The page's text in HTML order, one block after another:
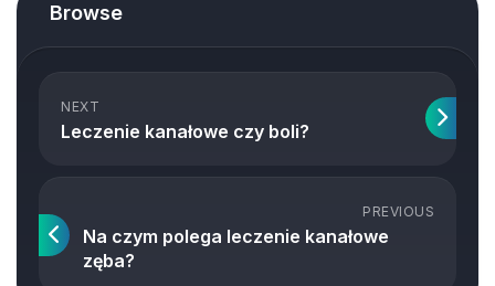
Browse
NEXT
Leczenie kanałowe czy boli?
PREVIOUS
Na czym polega leczenie kanałowe
zęba?